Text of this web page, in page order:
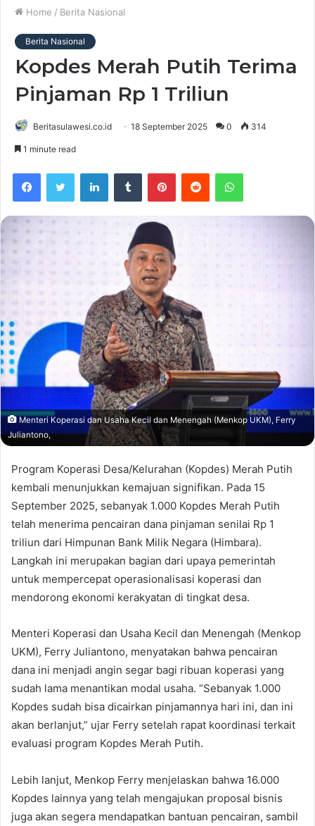
Home / Berita Nasional
Berita Nasional
Kopdes Merah Putih Terima
Pinjaman Rp 1 Triliun
Beritasulawesi.co.id 18 September 2025 0 314
1 minute read
Menteri Koperasi dan Usaha Kecil dan Menengah (Menkop UKM), Ferry
Juliantono,
Program Koperasi Desa/Kelurahan (Kopdes) Merah Putih
kembali menunjukkan kemajuan signifikan. Pada 15
September 2025, sebanyak 1.000 Kopdes Merah Putih
telah menerima pencairan dana pinjaman senilai Rp 1
triliun dari Himpunan Bank Milik Negara (Himbara).
Langkah ini merupakan bagian dari upaya pemerintah
untuk mempercepat operasionalisasi koperasi dan
mendorong ekonomi kerakyatan di tingkat desa.
Menteri Koperasi dan Usaha Kecil dan Menengah (Menkop
UKM), Ferry Juliantono, menyatakan bahwa pencairan
dana ini menjadi angin segar bagi ribuan koperasi yang
sudah lama menantikan modal usaha. “Sebanyak 1.000
Kopdes sudah bisa dicairkan pinjamannya hari ini, dan ini
akan berlanjut,” ujar Ferry setelah rapat koordinasi terkait
evaluasi program Kopdes Merah Putih.
Lebih lanjut, Menkop Ferry menjelaskan bahwa 16.000
Kopdes lainnya yang telah mengajukan proposal bisnis
juga akan segera mendapatkan bantuan pencairan, sambil